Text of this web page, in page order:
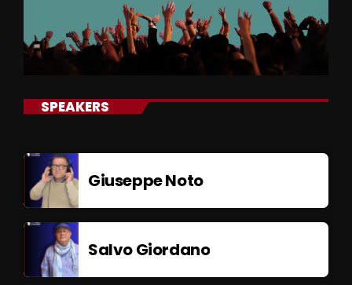
SPEAKERS
Giuseppe Noto
Salvo Giordano